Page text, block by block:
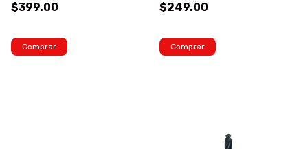
$399.00
Comprar
$249.00
Comprar